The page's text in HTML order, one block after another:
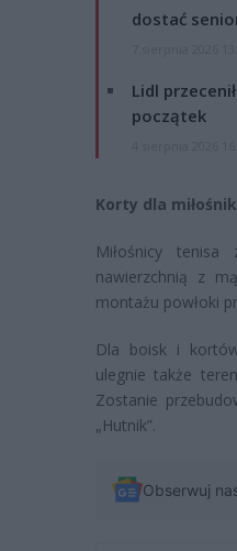
dostać
Lidl
początek
Korty dla
Miłośnicy
nawierzchnią z
montażu powłoki
Dla boisk i
ulegnie także
Zostanie
„Hutnik”.
Obserwuj